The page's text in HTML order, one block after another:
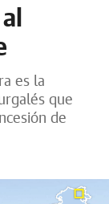
es la
que
de